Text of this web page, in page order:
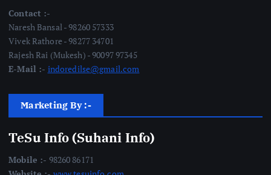
Contact :-
Naresh Bansal - 98260 57333
Vivek Rathore - 98277 34701
Rajesh Rai (Mukesh) - 90097 97345
E-Mail :- indoredilse@gmail.com
Marketing By :-
TeSu Info (Suhani Info)
Mobile :- 98260 86171